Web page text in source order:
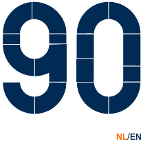
NL/EN